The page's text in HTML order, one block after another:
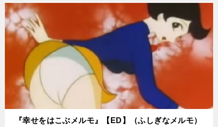
『幸せをはこぶメルモ』【ED】（ふしぎなメルモ）